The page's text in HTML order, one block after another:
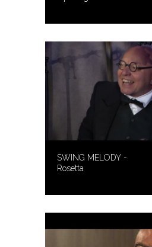
SWING MELODY -
Rosetta